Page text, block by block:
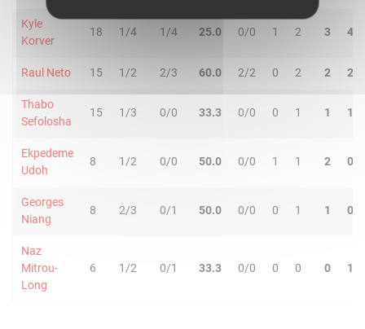
Kyle
Korver
18 1/4 1/4 25.0 0/0 1 2 3 4
Raul Neto 15 1/2 2/3 60.0 2/2 0 2 2 2
Thabo
Sefolosha
15 1/3 0/0 33.3 0/0 0 1 1 1
Ekpedeme
Udoh
8 1/2 0/0 50.0 0/0 1 1 2 0
Georges
Niang
8 2/3 0/1 50.0 0/0 0 1 1 0
Naz
Mitrou-
Long
6 1/2 0/1 33.3 0/0 0 0 0 1